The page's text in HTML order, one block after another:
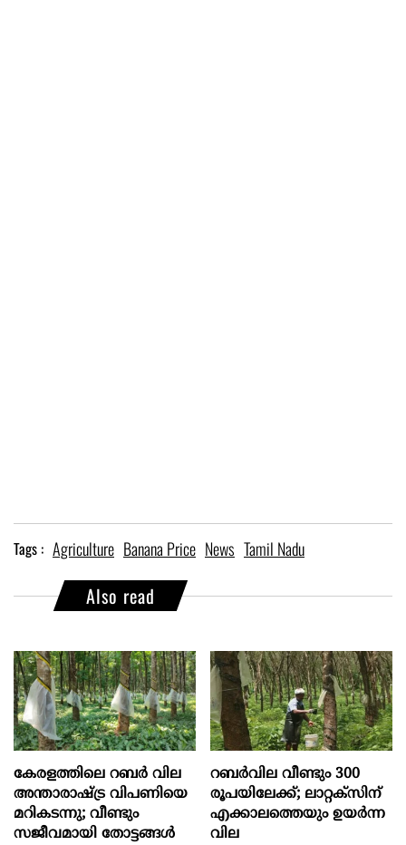
Tags : Agriculture Banana Price News Tamil Nadu
Also read
കേരളത്തിലെ റബര്‍ വില
അന്താരാഷ്ട്ര വിപണിയെ
മറികടന്നു; വീണ്ടും
സജീവമായി തോട്ടങ്ങള്‍
റബർവില വീണ്ടും 300
രൂപയിലേക്ക്; ലാറ്റക്സിന്
എക്കാലത്തെയും ഉയർന്ന
വില